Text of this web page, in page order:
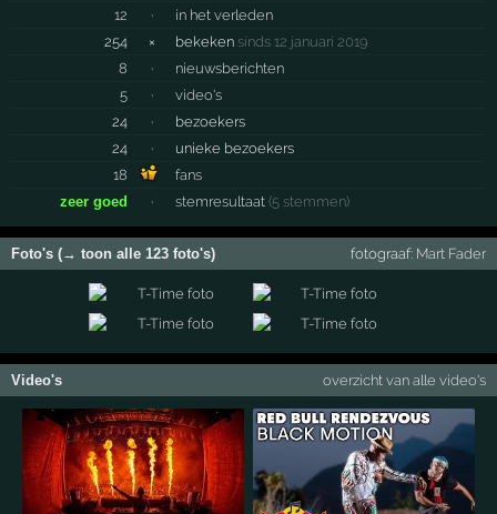
12
·
in het verleden
254
× bekeken sinds 12 januari 2019
8
·
nieuwsberichten
5
·
video's
24
·
bezoekers
24
·
unieke bezoekers
18
fans
zeer goed
· stemresultaat (5 stemmen)
Foto's (→ toon alle 123 foto's) fotograaf: Mart Fader
Video's overzicht van alle video's